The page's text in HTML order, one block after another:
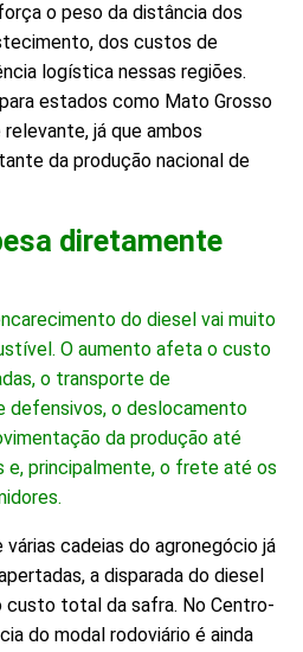
o peso da distância dos
dos custos de
logística nessas regiões.
estados como Mato Grosso
já que ambos
da produção nacional de
diretamente
do diesel vai muito
O aumento afeta o custo
o transporte de
defensivos, o deslocamento
da produção até
e, principalmente, o frete até os
várias cadeias do agronegócio já
a disparada do diesel
custo total da safra. No Centro-
do modal rodoviário é ainda